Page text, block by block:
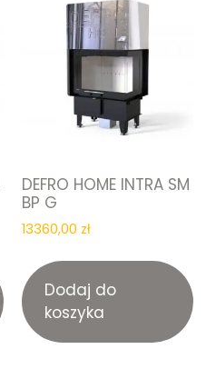
DEFRO HOME INTRA SM
BP G
13360,00 zł
Dodaj do
koszyka